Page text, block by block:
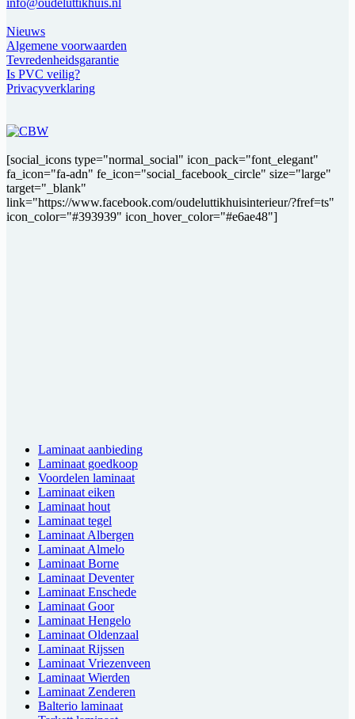
info@oudeluttikhuis.nl
Nieuws
Algemene voorwaarden
Tevredenheidsgarantie
Is PVC veilig?
Privacyverklaring
[social_icons type="normal_social" icon_pack="font_elegant"
fa_icon="fa-adn" fe_icon="social_facebook_circle" size="large"
target="_blank"
link="https://www.facebook.com/oudeluttikhuisinterieur/?fref=ts"
icon_color="#393939" icon_hover_color="#e6ae48"]
Laminaat aanbieding
Laminaat goedkoop
Voordelen laminaat
Laminaat eiken
Laminaat hout
Laminaat tegel
Laminaat Albergen
Laminaat Almelo
Laminaat Borne
Laminaat Deventer
Laminaat Enschede
Laminaat Goor
Laminaat Hengelo
Laminaat Oldenzaal
Laminaat Rijssen
Laminaat Vriezenveen
Laminaat Wierden
Laminaat Zenderen
Balterio laminaat